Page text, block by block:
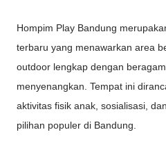
Hompim Play Bandung
terbaru yang menawarkan area
outdoor lengkap dengan
menyenangkan. Tempat ini
aktivitas fisik anak, sosialisasi,
pilihan populer di Bandung.